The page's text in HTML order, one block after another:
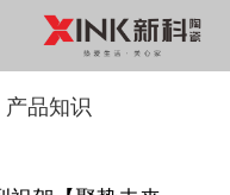
产品知识